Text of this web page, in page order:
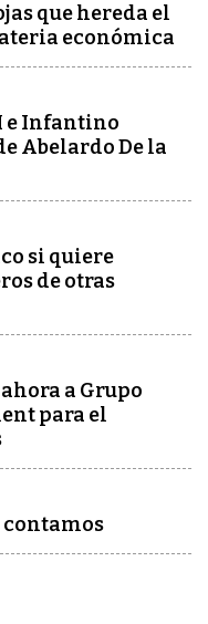
que hereda el
económica
e Infantino
Abelardo De la
si quiere
de otras
a Grupo
para el
contamos